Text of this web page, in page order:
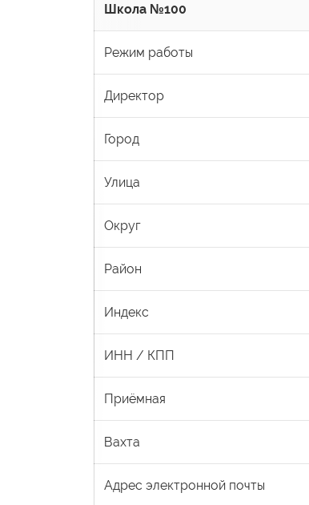
Школа №100
Режим работы
Директор
Город
Улица
Округ
Район
Индекс
ИНН / КПП
Приёмная
Вахта
Адрес электронной почты